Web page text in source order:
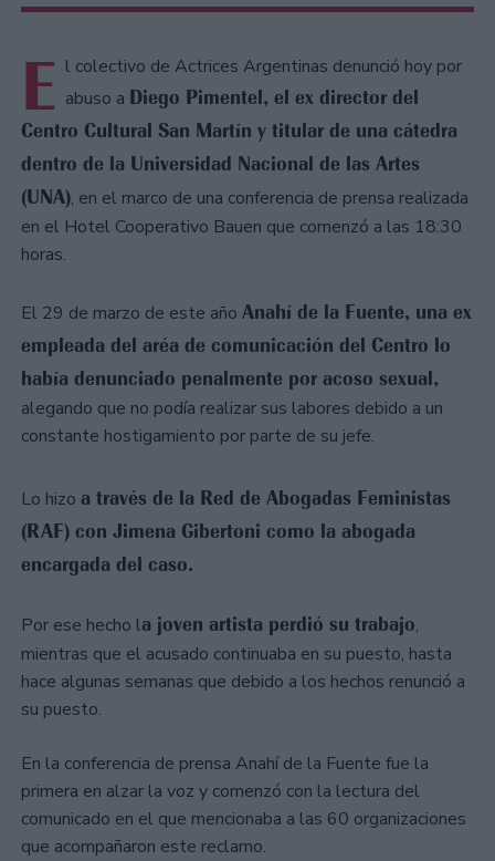
E l colectivo de Actrices Argentinas denunció hoy por
abuso a Diego Pimentel, el ex director del
Centro Cultural San Martín y titular de una cátedra
dentro de la Universidad Nacional de las Artes
(UNA), en el marco de una conferencia de prensa realizada
en el Hotel Cooperativo Bauen que comenzó a las 18:30
horas.
El 29 de marzo de este año Anahí de la Fuente, una ex
empleada del aréa de comunicación del Centro lo
había denunciado penalmente por acoso sexual,
alegando que no podía realizar sus labores debido a un
constante hostigamiento por parte de su jefe.
Lo hizo a través de la Red de Abogadas Feministas
(RAF) con Jimena Gibertoni como la abogada
encargada del caso.
Por ese hecho la joven artista perdió su trabajo,
mientras que el acusado continuaba en su puesto, hasta
hace algunas semanas que debido a los hechos renunció a
su puesto.
En la conferencia de prensa Anahí de la Fuente fue la
primera en alzar la voz y comenzó con la lectura del
comunicado en el que mencionaba a las 60 organizaciones
que acompañaron este reclamo.